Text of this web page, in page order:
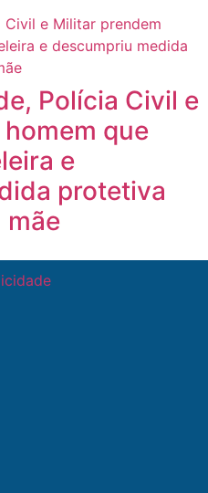
Polícia Civil e
que
e
protetiva
mãe